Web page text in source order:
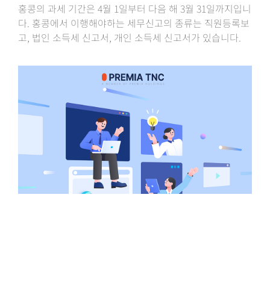
홍콩의 과세 기간은 4월 1일부터 다음 해 3월 31일까지입니
다. 홍콩에서 이행해야하는 세무신고의 종류는 직원등록보
고, 법인 소득세 신고서, 개인 소득세 신고서가 있습니다.